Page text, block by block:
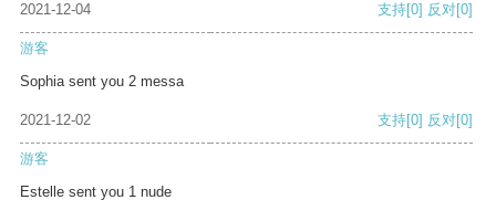
2021-12-04 支持[0] 反对[0]
游客
Sophia sent you 2 messa
2021-12-02 支持[0] 反对[0]
游客
Estelle sent you 1 nude